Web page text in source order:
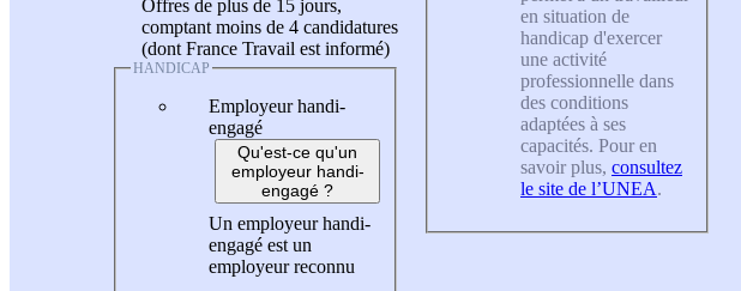
Offres de plus de 15 jours,
comptant moins de 4 candidatures
(dont France Travail est informé)
HANDICAP
Employeur handi-
engagé
Qu'est-ce qu'un
employeur handi-
engagé ?
Un employeur handi-
engagé est un
employeur reconnu
en situation de
handicap d'exercer
une activité
professionnelle dans
des conditions
adaptées à ses
capacités. Pour en
savoir plus, consultez
le site de l’UNEA.